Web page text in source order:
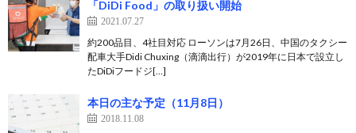
「DiDi Food」の取り扱い開始
2021.07.27
約200品目、4社目対応 ローソンは7月26日、中国のタクシー
配車大手Didi Chuxing（滴滴出行）が2019年に日本で設立し
たDiDiフードジ[…]
本日の主な予定（11月8日）
2018.11.08